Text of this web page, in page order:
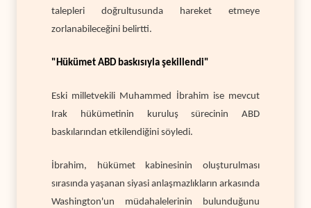
talepleri doğrultusunda hareket etmeye
zorlanabileceğini belirtti.
"Hükümet ABD baskısıyla şekillendi"
Eski milletvekili Muhammed İbrahim ise mevcut
Irak hükümetinin kuruluş sürecinin ABD
baskılarından etkilendiğini söyledi.
İbrahim, hükümet kabinesinin oluşturulması
sırasında yaşanan siyasi anlaşmazlıkların arkasında
Washington'un müdahalelerinin bulunduğunu